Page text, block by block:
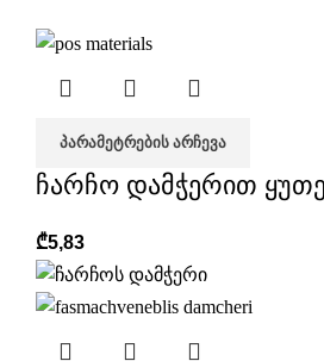
ᲞᲐᲠᲐᲛᲔᲢᲠᲔᲑᲘᲡ ᲐᲠᲩᲔᲕᲐ
ჩარჩო დამჭერით
₾5,83